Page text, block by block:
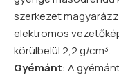
szerkezet
elektromos
körülbelül 2,2 g/cm³.
Gyémánt: A